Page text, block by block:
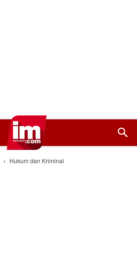
Hukum dan Kriminal